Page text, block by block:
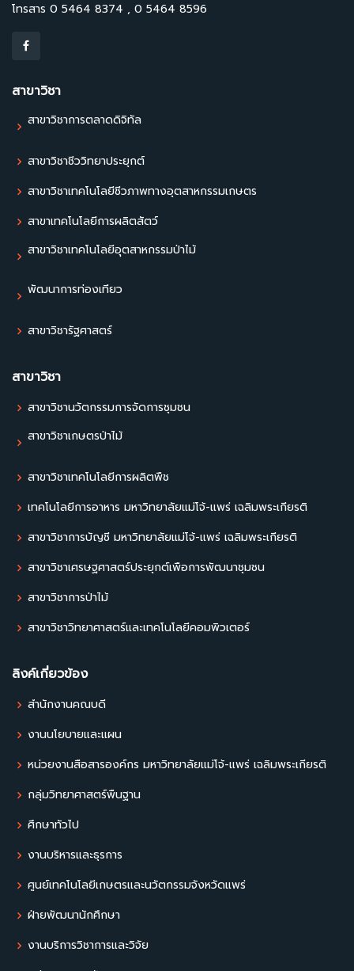
โทรสาร 0 5464 8374 , 0 5464 8596
สาขาวิชา
สาขาวิชาการตลาดดิจิทัล
สาขาวิชาชีววิทยาประยุกต์
สาขาวิชาเทคโนโลยีชีวภาพทางอุตสาหกรรมเกษตร
สาขาเทคโนโลยีการผลิตสัตว์
สาขาวิชาเทคโนโลยีอุตสาหกรรมป่าไม้
พัฒนาการท่องเที่ยว
สาขาวิชารัฐศาสตร์
สาขาวิชา
สาขาวิชานวัตกรรมการจัดการชุมชน
สาขาวิชาเกษตรป่าไม้
สาขาวิชาเทคโนโลยีการผลิตพืช
เทคโนโลยีการอาหาร มหาวิทยาลัยแม่โจ้-แพร่ เฉลิมพระเกียรติ
สาขาวิชาการบัญชี มหาวิทยาลัยแม่โจ้-แพร่ เฉลิมพระเกียรติ
สาขาวิชาเศรษฐศาสตร์ประยุกต์เพื่อการพัฒนาชุมชน
สาขาวิชาการป่าไม้
สาขาวิชาวิทยาศาสตร์และเทคโนโลยีคอมพิวเตอร์
ลิงค์เกี่ยวข้อง
สำนักงานคณบดี
งานนโยบายและแผน
หน่วยงานสื่อสารองค์กร มหาวิทยาลัยแม่โจ้-แพร่ เฉลิมพระเกียรติ
กลุ่มวิทยาศาสตร์พื้นฐาน
ศึกษาทั่วไป
งานบริหารและธุรการ
ศูนย์เทคโนโลยีเกษตรและนวัตกรรมจังหวัดแพร่
ฝ่ายพัฒนานักศึกษา
งานบริการวิชาการและวิจัย